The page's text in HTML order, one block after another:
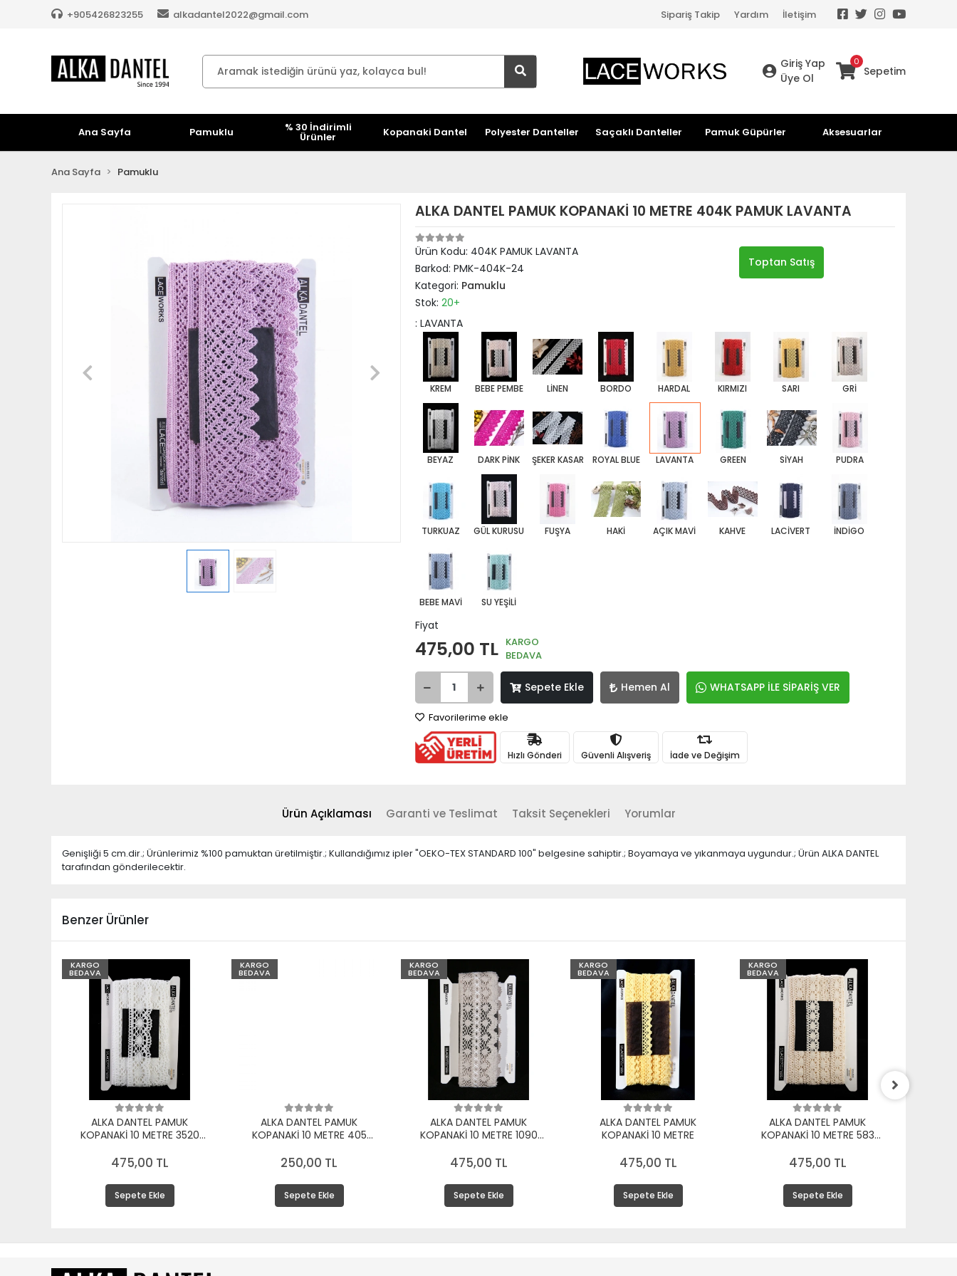
+905426823255 alkadantel2022@gmail.com Sipariş Takip Yardım İletişim
Giriş Yap
Üye Ol
0
Sepetim
Ana Sayfa Pamuklu % 30 İndirimli
Ürünler Kopanaki Dantel Polyester Danteller Saçaklı Danteller Pamuk Güpürler Aksesuarlar
Ana Sayfa Pamuklu
ALKA DANTEL PAMUK KOPANAKİ 10 METRE 404K PAMUK LAVANTA
Ürün Kodu: 404K PAMUK LAVANTA
Barkod: PMK-404K-24
Kategori: Pamuklu
Stok: 20+
: LAVANTA
KREM BEBE PEMBE LİNEN BORDO HARDAL KIRMIZI SARI GRİ
BEYAZ DARK PİNK ŞEKER KASAR ROYAL BLUE LAVANTA GREEN SİYAH PUDRA
TURKUAZ GÜL KURUSU FUŞYA HAKİ AÇIK MAVİ KAHVE LACİVERT İNDİGO
BEBE MAVİ SU YEŞİLİ
Fiyat
475,00 TL KARGO
BEDAVA
Sepete Ekle Hemen Al WHATSAPP İLE SİPARİŞ VER
Toptan Satış
Favorilerime ekle
Hızlı Gönderi Güvenli Alışveriş İade ve Değişim
Ürün Açıklaması Garanti ve Teslimat Taksit Seçenekleri Yorumlar
Genişliği 5 cm.dir.; Ürünlerimiz %100 pamuktan üretilmiştir.; Kullandığımız ipler "OEKO-TEX STANDARD 100" belgesine sahiptir.; Boyamaya ve yıkanmaya uygundur.; Ürün ALKA DANTEL
tarafından gönderilecektir.
Benzer Ürünler
KARGO
BEDAVA
ALKA DANTEL PAMUK
KOPANAKİ 10 METRE 3520
475,00 TL
Sepete Ekle
KARGO
BEDAVA
ALKA DANTEL PAMUK
KOPANAKİ 10 METRE 405
250,00 TL
Sepete Ekle
KARGO
BEDAVA
ALKA DANTEL PAMUK
KOPANAKİ 10 METRE 1090
475,00 TL
Sepete Ekle
KARGO
BEDAVA
ALKA DANTEL PAMUK
KOPANAKİ 10 METRE
475,00 TL
Sepete Ekle
KARGO
BEDAVA
ALKA DANTEL PAMUK
KOPANAKİ 10 METRE 583
475,00 TL
Sepete Ekle